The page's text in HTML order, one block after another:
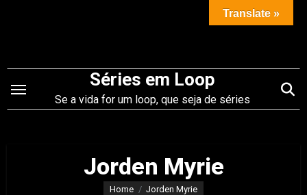
conteúdo
Séries em Loop
Se a vida for um loop, que seja de séries
Jorden Myrie
Home Jorden Myrie
Translate »